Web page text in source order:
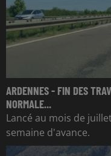
ARDENNES - FIN DES
NORMALE...
Lancé au mois de
semaine d'avance.